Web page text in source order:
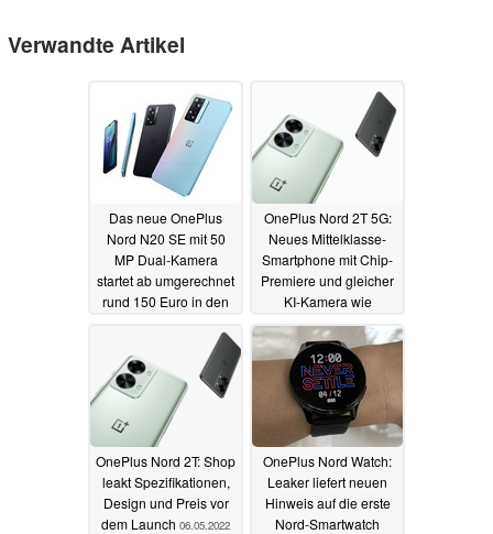
Verwandte Artikel
Das neue OnePlus
Nord N20 SE mit 50
MP Dual-Kamera
startet ab umgerechnet
rund 150 Euro in den
OnePlus Nord 2T 5G:
Neues Mittelklasse-
Smartphone mit Chip-
Premiere und gleicher
KI-Kamera wie
Flaggschiff19.05.2022
OnePlus Nord 2T: Shop
leakt Spezifikationen,
Design und Preis vor
dem Launch 06.05.2022
OnePlus Nord Watch:
Leaker liefert neuen
Hinweis auf die erste
Nord-Smartwatch